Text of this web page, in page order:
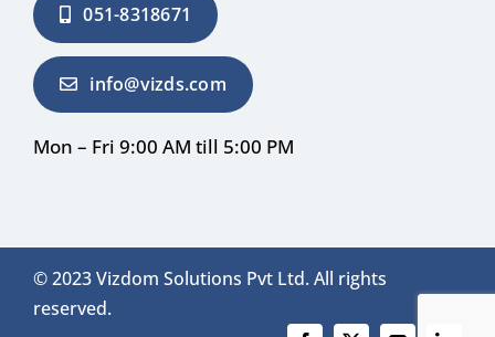
051-8318671
info@vizds.com
Mon – Fri 9:00 AM till 5:00 PM
© 2023 Vizdom Solutions Pvt Ltd. All rights
reserved.